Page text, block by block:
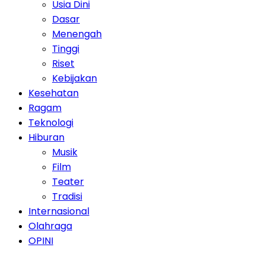
Usia Dini
Dasar
Menengah
Tinggi
Riset
Kebijakan
Kesehatan
Ragam
Teknologi
Hiburan
Musik
Film
Teater
Tradisi
Internasional
Olahraga
OPINI